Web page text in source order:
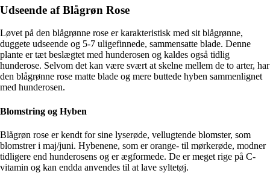
Udseende af Blågrøn Rose
Løvet på den blågrønne rose er karakteristisk med sit blågrønne,
duggete udseende og 5-7 uligefinnede, sammensatte blade. Denne
plante er tæt beslægtet med hunderosen og kaldes også tidlig
hunderose. Selvom det kan være svært at skelne mellem de to arter, har
den blågrønne rose matte blade og mere buttede hyben sammenlignet
med hunderosen.
Blomstring og Hyben
Blågrøn rose er kendt for sine lyserøde, vellugtende blomster, som
blomstrer i maj/juni. Hybenene, som er orange- til mørkerøde, modner
tidligere end hunderosens og er ægformede. De er meget rige på C-
vitamin og kan endda anvendes til at lave syltetøj.